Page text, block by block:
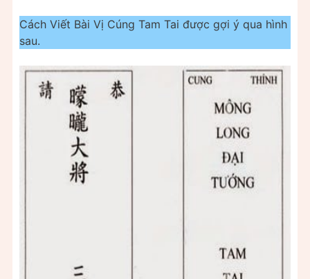
Cách Viết Bài Vị Cúng Tam Tai được gợi ý qua hình
sau.